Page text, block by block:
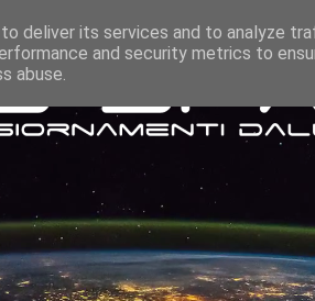
deliver its services and to analyze
and security metrics to
abuse.